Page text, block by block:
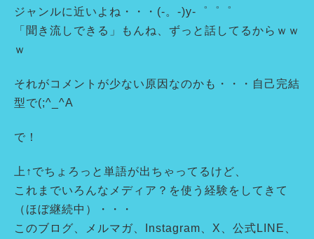
ジャンルに近いよね・・・(-。-)y-゜゜゜
「聞き流しできる」もんね、ずっと話してるからｗｗ
ｗ
それがコメントが少ない原因なのかも・・・自己完結
型で(;^_^A
で！
上↑でちょろっと単語が出ちゃってるけど、
これまでいろんなメディア？を使う経験をしてきて
（ほぼ継続中）・・・
このブログ、メルマガ、Instagram、X、公式LINE、